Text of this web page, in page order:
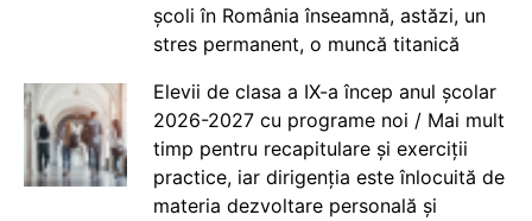
școli în România înseamnă, astăzi, un
stres permanent, o muncă titanică
Elevii de clasa a IX-a încep anul școlar
2026-2027 cu programe noi / Mai mult
timp pentru recapitulare și exerciții
practice, iar dirigenția este înlocuită de
materia dezvoltare personală și